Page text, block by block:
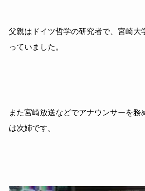
父親はドイツ哲学の研究者で、宮崎大
っていました。
また宮崎放送などでアナウンサーを務
は次姉です。